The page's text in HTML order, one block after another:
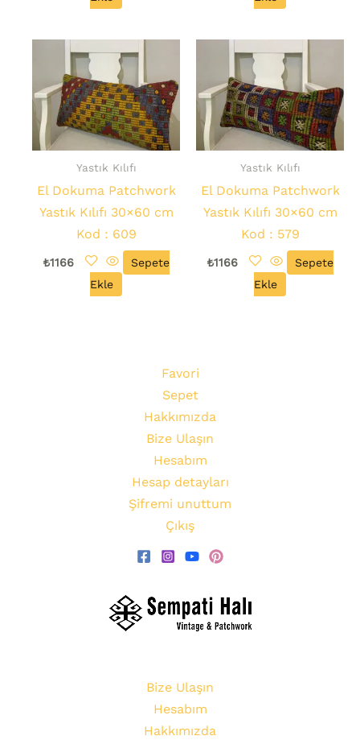
Yastık Kılıfı
El Dokuma Patchwork
Yastık Kılıfı 30×60 cm
Kod : 609
₺1166
Sepete
Ekle
Yastık Kılıfı
El Dokuma Patchwork
Yastık Kılıfı 30×60 cm
Kod : 579
₺1166
Sepete
Ekle
Favori
Sepet
Hakkımızda
Bize Ulaşın
Hesabım
Hesap detayları
Şifremi unuttum
Çıkış
Bize Ulaşın
Hesabım
Hakkımızda